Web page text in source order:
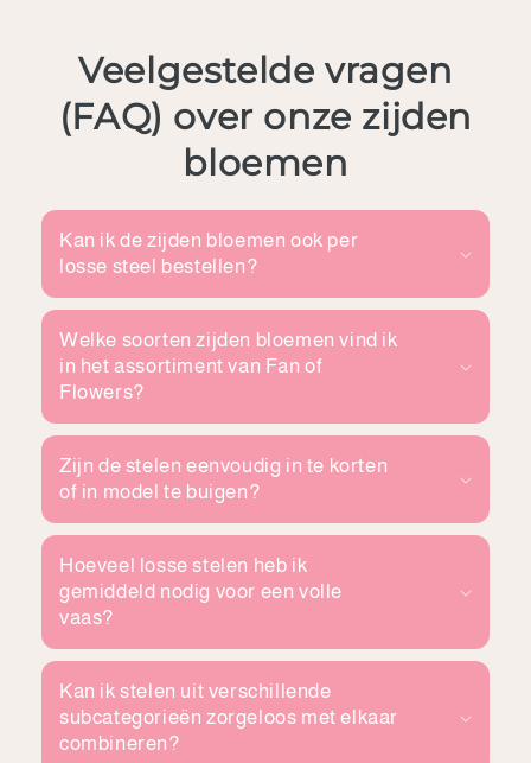
Veelgestelde vragen
(FAQ) over onze zijden
bloemen
Kan ik de zijden bloemen ook per
losse steel bestellen?
Welke soorten zijden bloemen vind ik
in het assortiment van Fan of
Flowers?
Zijn de stelen eenvoudig in te korten
of in model te buigen?
Hoeveel losse stelen heb ik
gemiddeld nodig voor een volle
vaas?
Kan ik stelen uit verschillende
subcategorieën zorgeloos met elkaar
combineren?